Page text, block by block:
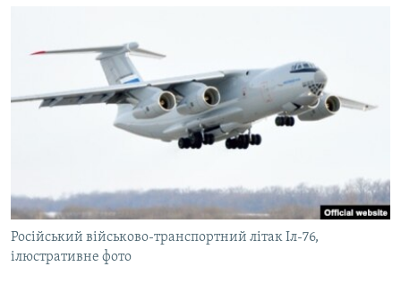
МУЛЬТИМЕДІА
ФОТО
СПЕЦПРОЄКТИ
КРИМ РЕАЛІЇ
РУС
УКР
Російський військово-транспортний літак Іл-76,
ілюстративне фото